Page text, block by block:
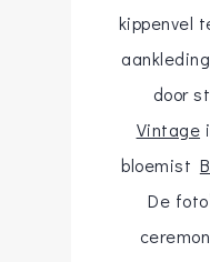
kippenvel
door
Vintage
bloemist
De